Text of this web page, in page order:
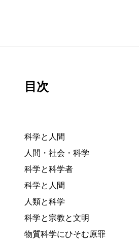
目次
科学と人間
人間・社会・科学
科学と科学者
科学と人間
人類と科学
科学と宗教と文明
物質科学にひそむ原罪